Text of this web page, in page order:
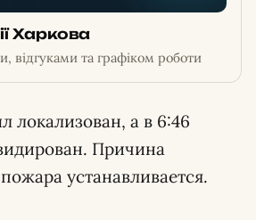
Харкова
відгуками та графіком роботи
локализован, а в 6:46
Причина
устанавливается.